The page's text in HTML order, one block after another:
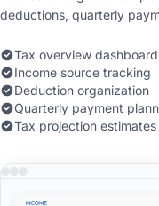
deductions, quarterly
Tax overview dashboard
Income source tracking
Deduction organization
Quarterly payment
Tax projection estimates